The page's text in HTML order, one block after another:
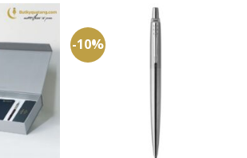
-10%